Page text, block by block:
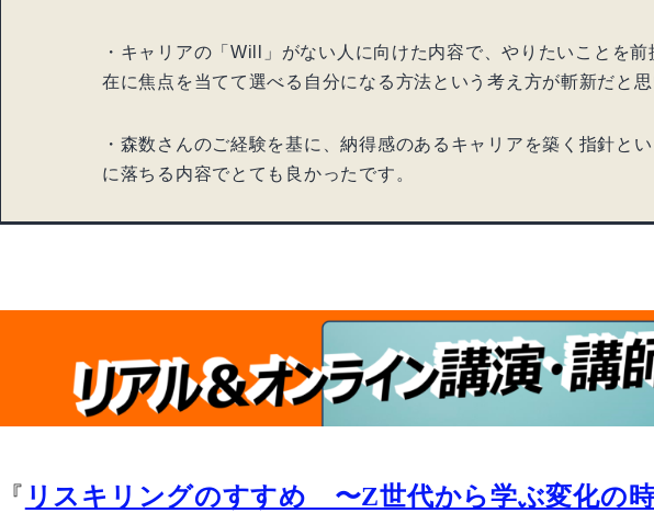
・キャリアの「Will」がない人に向けた内容で、やりたいことを前
在に焦点を当てて選べる自分になる方法という考え方が斬新だと思
・森数さんのご経験を基に、納得感のあるキャリアを築く指針と
に落ちる内容でとても良かったです。
『 リスキリングのすすめ 〜Z世代から学ぶ変化の